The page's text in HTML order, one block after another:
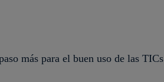
más para el buen uso de las TICs